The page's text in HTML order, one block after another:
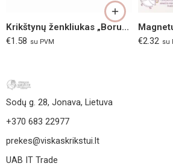
Krikštynų ženkliukas „Boružės“
€1.58 su PVM €2.32 su
Sodų g. 28, Jonava, Lietuva
+370 683 22977
prekes@viskaskrikstui.lt
UAB IT Trade